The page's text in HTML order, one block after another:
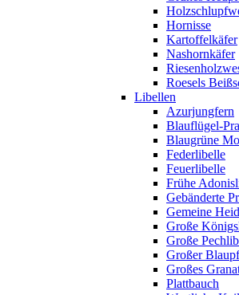
Hornisse
Kartoffelkäfer
Nashornkäfer
Roesels
Libellen
Azurjungfern
Blauflügel-
Blaugrüne
Federlibelle
Feuerlibelle
Frühe
Gebänderte
Gemeine
Große
Große
Großer
Großes
Plattbauch